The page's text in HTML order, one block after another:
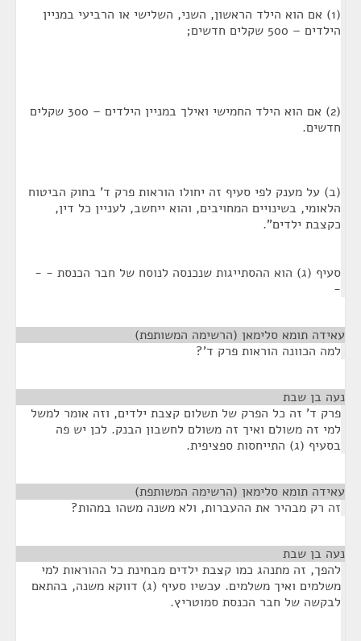
(1) אם הוא הילד הראשון, השני, השלישי או הרביעי במניין
הילדים – 500 שקלים חדשים;
(2) אם הוא הילד החמישי ואילך במניין הילדים – 300 שקלים
חדשים.
(ב) על מענק לפי סעיף זה יחולו הוראות פרק ד' בחוק הביטוח
הלאומי, בשינויים המחויבים, והוא ייחשב, לעניין כל דין,
כקצבת ילדים".
סעיף (ג) הוא ההסתייגות שנכנסה לנוסח של חבר הכנסת - -
-
עאידה תומא סלימאן (הרשימה המשותפת)
למה הכוונה הוראות פרק ד'?
נעה בן שבת
פרק ד' זה כל הפרק של תשלום קצבת ילדים, וזה אומר למשל
למי זה משולם ואיך זה משולם לחשבון הבנק. לכן יש פה
בסעיף (ג) התייחסות ספציפית.
עאידה תומא סלימאן (הרשימה המשותפת)
זה רק מבהיר את ההעברות, ולא משנה משהו במהות?
נעה בן שבת
להפך, זה מתנהג כמו קצבת ילדים מבחינת כל ההוראות למי
משלמים ואיך משלמים. עכשיו סעיף (ג) דווקא משנה, בהתאם
לבקשה של חבר הכנסת סמוטריץ.